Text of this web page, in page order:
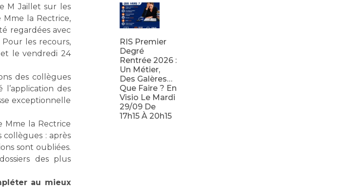
M Jaillet sur les
la Rectrice,
regardées avec
les recours,
le vendredi 24
des collègues
l’application des
exceptionnelle
Mme la Rectrice
: après
sont oubliées.
des plus
au mieux
RIS Premier
Degré
Rentrée 2026 :
Un Métier,
Des Galères…
Que Faire ? En
Visio Le Mardi
29/09 De
17h15 À 20h15